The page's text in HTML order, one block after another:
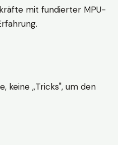
mit fundierter MPU-
keine „Tricks", um den